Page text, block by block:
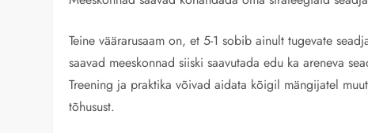
Teine väärarusaam on, et 5-1 sobib ainult tugevate
saavad meeskonnad siiski saavutada edu ka areneva
Treening ja praktika võivad aidata kõigil mängijatel
tõhusust.